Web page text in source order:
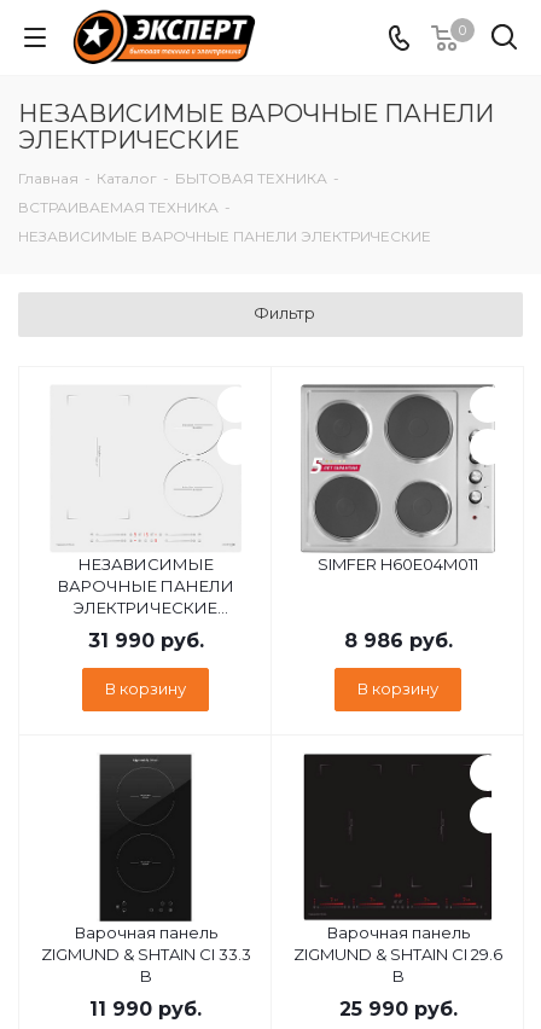
0
НЕЗАВИСИМЫЕ ВАРОЧНЫЕ ПАНЕЛИ
ЭЛЕКТРИЧЕСКИЕ
Главная - Каталог - БЫТОВАЯ ТЕХНИКА -
ВСТРАИВАЕМАЯ ТЕХНИКА -
НЕЗАВИСИМЫЕ ВАРОЧНЫЕ ПАНЕЛИ ЭЛЕКТРИЧЕСКИЕ
Фильтр
НЕЗАВИСИМЫЕ
ВАРОЧНЫЕ ПАНЕЛИ
ЭЛЕКТРИЧЕСКИЕ
ZIGMUND & SHTAIN CI 49.6
W
31 990руб.
В корзину
SIMFER H60E04M011
8 986 руб.
В корзину
Варочная панель
ZIGMUND & SHTAIN CI 33.3
B
11 990 руб.
Варочная панель
ZIGMUND & SHTAIN CI 29.6
B
25 990руб.